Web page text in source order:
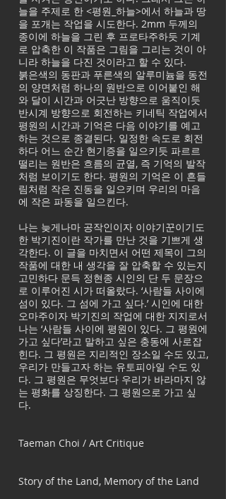
늘을 주제로 한 <평원_하늘>에서 하늘과 땅
을 포개는 작업을 시도한다. 2mm 두께의
종이에 하늘을 그린 후 프로타주하듯 기계
로 압축한 이 작품은 그림을 그리는 것이 아
니라 하늘을 다진 것이라고 할 수 있다.
붉은색의 동판과 푸른색의 알루미늄을 동전
의 양면처럼 하나의 원반으로 이어붙인 해
와 달이 시간과 어긋난 방향으로 움직이듯
반시계 방향으로 회전하는 키네틱 작업에서
평원의 시간과 기억은 다음 이야기를 예고
하는 것으로 종결된다. 일정한 속도로 회전
하다 어느 순간 현기증을 일으키듯 파르르
떨리는 원반은 흐름의 균열, 즉 기억의 발작
처럼 보이기도 한다. 평원의 기억은 이 흔들
림처럼 작은 진동을 일으키며 우리의 마음
에 작은 파동을 일으킨다.
나는 늦게나마 공작인이자 이야기꾼이기도
한 박기진이란 작가를 만난 것을 기쁘게 생
각한다. 이 글을 마치면서 어떤 제목이 그의
작품에 대한 내 생각을 잘 압축할 수 있는지
고민하다 문득 정현종 시인의 단 두 문장으
로 이루어진 시가 떠올랐다. ‘사람들 사이에
섬이 있다. 그 섬에 가고 싶다.’ 시인에 대한
오마주이자 박기진의 작업에 대한 지지로서
나는 ‘사람들 사이에 평원이 있다. 그 평원에
가고 싶다’라고 말하고 싶은 충동에 사로잡
힌다. 그 평원은 지리적인 장소일 수도 있고,
우리가 만들고자 하는 유토피아일 수도 있
다. 그 평원은 무엇보다 우리가 바라마지 않
는 평화를 상징한다. 그 평원으로 가고 싶
다.
Taeman Choi / Art Critique
Story of the Land, Memory of the Land